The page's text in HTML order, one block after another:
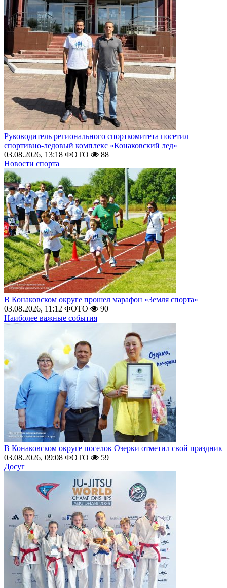
Руководитель регионального спорткомитета посетил
спортивно-ледовый комплекс «Конаковский лед»
03.08.2026, 13:18 ФОТО
88
Новости спорта
В Конаковском округе прошел марафон «Земля спорта»
03.08.2026, 11:12 ФОТО
90
Наиболее важные события
В Конаковском округе поселок Озерки отметил свой праздник
03.08.2026, 09:08 ФОТО
59
Досуг